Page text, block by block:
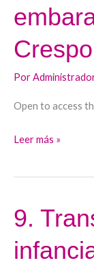
Crespo
Por
Open to access
el
Dr.
Javier
Leer más »
9.
9.
Transición
de